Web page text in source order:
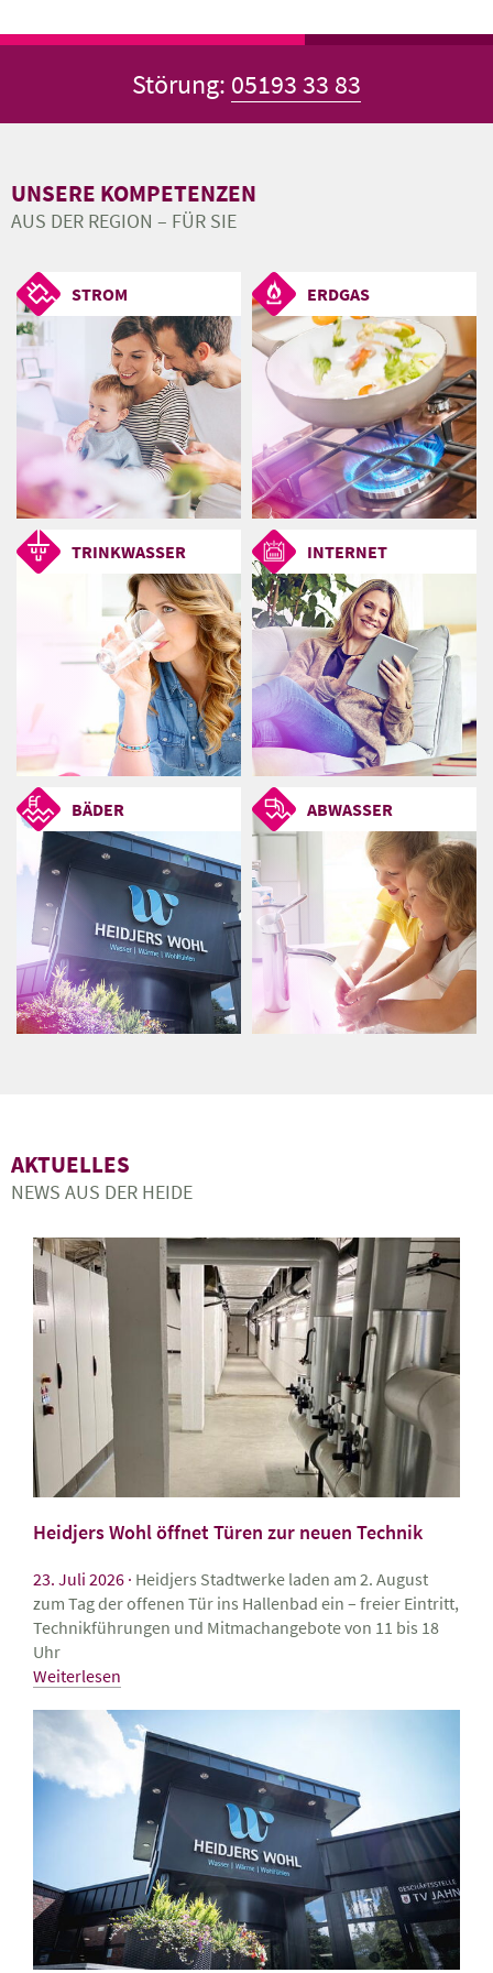
Störung: 05193 33 83
UNSERE KOMPETENZEN
AUS DER REGION – FÜR SIE
STROM ERDGAS
TRINKWASSER INTERNET
BÄDER ABWASSER
AKTUELLES
NEWS AUS DER HEIDE
Heidjers Wohl öffnet Türen zur neuen Technik
23. Juli 2026 Heidjers Stadtwerke laden am 2. August
zum Tag der offenen Tür ins Hallenbad ein – freier Eintritt,
Technikführungen und Mitmachangebote von 11 bis 18
Uhr
Weiterlesen